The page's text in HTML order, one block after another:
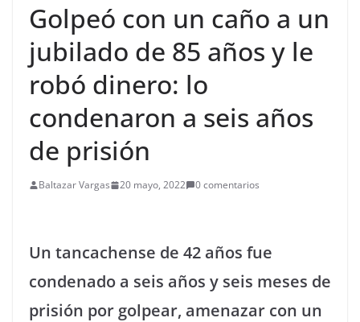
Golpeó con un caño a un
jubilado de 85 años y le
robó dinero: lo
condenaron a seis años
de prisión
Baltazar Vargas 20 mayo, 2022 0 comentarios
Un tancachense de 42 años fue
condenado a seis años y seis meses de
prisión por golpear, amenazar con un